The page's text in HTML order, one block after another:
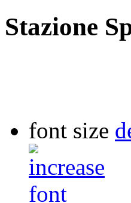
Stazione
font size